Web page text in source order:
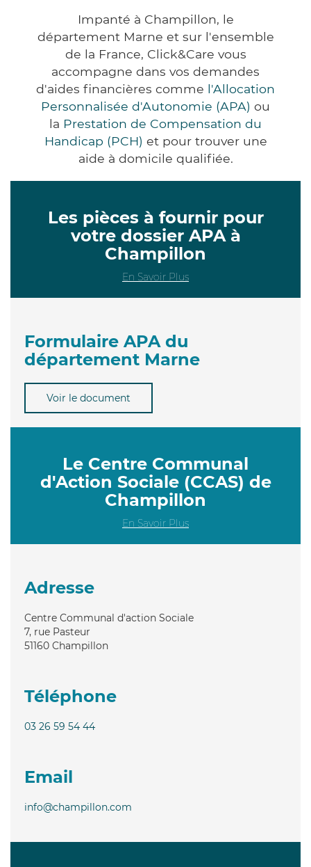
Impanté à Champillon, le
département Marne et sur l'ensemble
de la France, Click&Care vous
accompagne dans vos demandes
d'aides financières comme l'Allocation
Personnalisée d'Autonomie (APA) ou
la Prestation de Compensation du
Handicap (PCH) et pour trouver une
aide à domicile qualifiée.
Les pièces à fournir pour
votre dossier APA à
Champillon
En Savoir Plus
Formulaire APA du
département Marne
Voir le document
Le Centre Communal
d'Action Sociale (CCAS) de
Champillon
En Savoir Plus
Adresse
Centre Communal d'action Sociale
7, rue Pasteur
51160 Champillon
Téléphone
03 26 59 54 44
Email
info@champillon.com